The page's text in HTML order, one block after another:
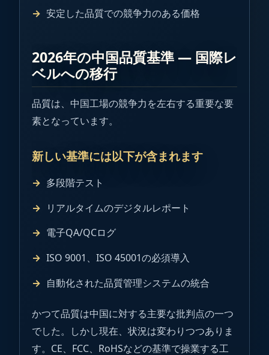
安定した品質での競争力のある価格
2026年の中国品質基準 ― 国際レ
ベルへの移行
品質は、中国工場の競争力を左右する重要な要
素となっています。
新しい基準には以下が含まれます
多段階テスト
リアルタイムのデジタルレポート
電子QA/QCログ
ISO 9001、ISO 45001の必須導入
自動化された品質管理システムの統合
かつて品質は中国に対する主要な批判点の一つ
でした。しかし現在、状況は変わりつつありま
す。CE、FCC、RoHSなどの基準で操業する工